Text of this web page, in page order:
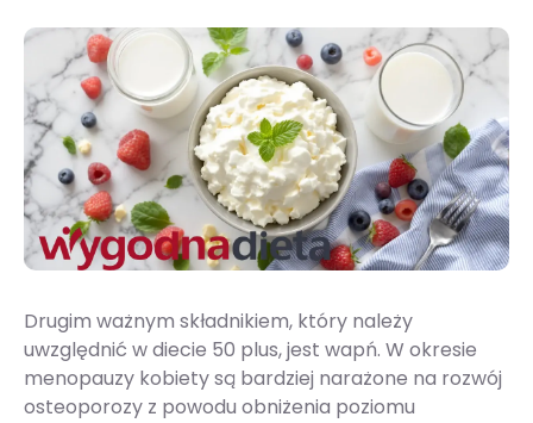
Drugim ważnym składnikiem, który należy
uwzględnić w diecie 50 plus, jest wapń. W okresie
menopauzy kobiety są bardziej narażone na rozwój
osteoporozy z powodu obniżenia poziomu